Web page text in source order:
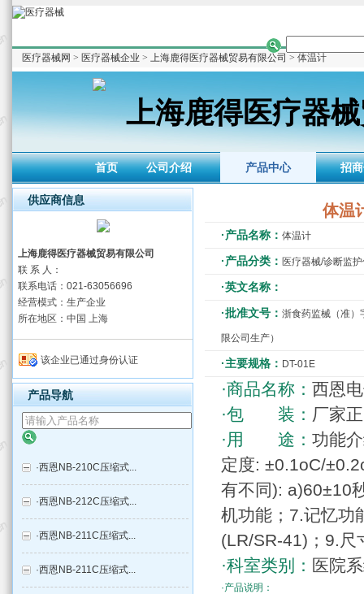
医疗器械网 > 医疗器械企业 > 上海鹿得医疗器械贸易有限公司 > 体温计
上海鹿得医疗器
首页 公司介绍 产品中心 招
体温
·产品名称： 体温计
·产品分类： 医疗器械/诊断监
·英文名称：
·批准文号： 浙食药监械（准）
限公司生产）
·主要规格： DT-01E
·商品名称： 西恩
·包 装： 厂家
·用 途： 功能
定度: ±0.1oC/
有不同): a)60±10
机功能；7.记忆功
(LR/SR-41)；9.
·科室类别： 医院
·产品说明：
供应商信息
上海鹿得医疗器械贸易有限公司
联 系 人：
联系电话：021-63056696
经营模式：生产企业
所在地区：中国 上海
该企业已通过身份认证
产品导航
·西恩NB-210C压缩式...
·西恩NB-212C压缩式...
·西恩NB-211C压缩式...
·西恩NB-211C压缩式...